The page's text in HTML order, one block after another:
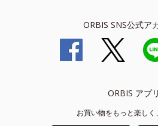
ORBIS SNS公式ア
ORBIS アプリ
お買い物をもっと楽しく